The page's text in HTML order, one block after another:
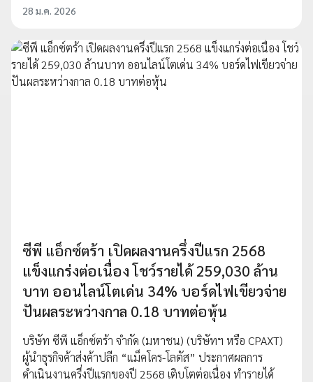
28 ม.ค. 2026
ซีพี แอ็กซ์ตร้า เปิดผลงานครึ่งปีแรก 2568
แข็งแกร่งต่อเนื่อง โชว์รายได้ 259,030 ล้าน
บาท ออนไลน์โตเด่น 34% บอร์ดไฟเขียวจ่าย
ปันผลระหว่างกาล 0.18 บาทต่อหุ้น
บริษัท ซีพี แอ็กซ์ตร้า จำกัด (มหาชน) (บริษัทฯ หรือ CPAXT)
ผู้นำธุรกิจค้าส่งค้าปลีก “แม็คโคร-โลตัส” ประกาศผลการ
ดำเนินงานครึ่งปีแรกของปี 2568 เติบโตต่อเนื่อง ทำรายได้